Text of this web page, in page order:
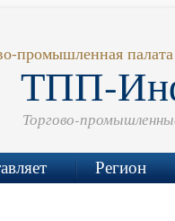
промышленная
ТПП-
Торгово-
Регион